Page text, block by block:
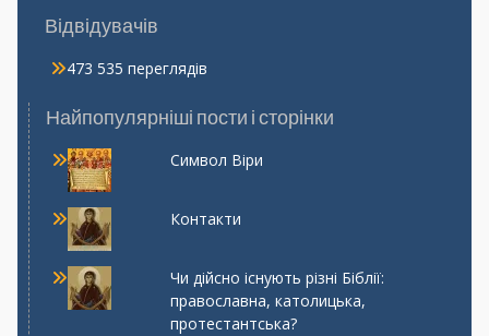
Відвідувачів
473 535 переглядів
Найпопулярніші пости і сторінки
Символ Віри
Контакти
Чи дійсно існують різні Біблії:
православна, католицька,
протестантська?